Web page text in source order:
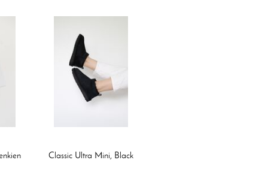
Classic Ultra Mini, Black